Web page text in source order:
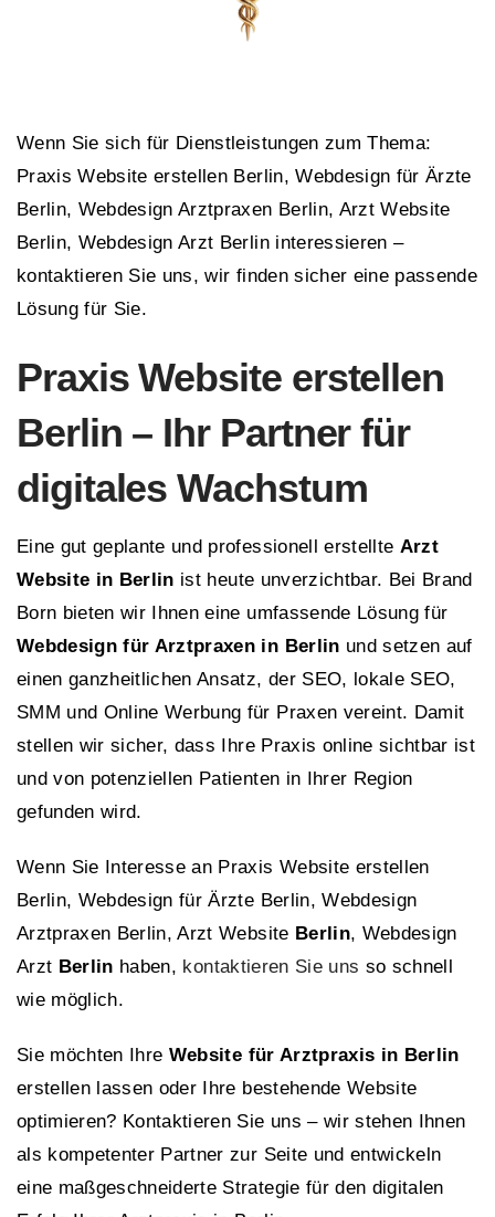
Wenn Sie sich für Dienstleistungen zum Thema:
Praxis Website erstellen Berlin, Webdesign für Ärzte
Berlin, Webdesign Arztpraxen Berlin, Arzt Website
Berlin, Webdesign Arzt Berlin interessieren –
kontaktieren Sie uns, wir finden sicher eine passende
Lösung für Sie.
Praxis Website erstellen
Berlin – Ihr Partner für
digitales Wachstum
Eine gut geplante und professionell erstellte Arzt
Website in Berlin ist heute unverzichtbar. Bei Brand
Born bieten wir Ihnen eine umfassende Lösung für
Webdesign für Arztpraxen in Berlin und setzen auf
einen ganzheitlichen Ansatz, der SEO, lokale SEO,
SMM und Online Werbung für Praxen vereint. Damit
stellen wir sicher, dass Ihre Praxis online sichtbar ist
und von potenziellen Patienten in Ihrer Region
gefunden wird.
Wenn Sie Interesse an Praxis Website erstellen
Berlin, Webdesign für Ärzte Berlin, Webdesign
Arztpraxen Berlin, Arzt Website Berlin, Webdesign
Arzt Berlin haben, kontaktieren Sie uns so schnell
wie möglich.
Sie möchten Ihre Website für Arztpraxis in Berlin
erstellen lassen oder Ihre bestehende Website
optimieren? Kontaktieren Sie uns – wir stehen Ihnen
als kompetenter Partner zur Seite und entwickeln
eine maßgeschneiderte Strategie für den digitalen